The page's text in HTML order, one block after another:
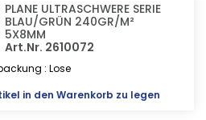
PLANE ULTRASCHWERE SERIE
BLAU/GRÜN 240GR/M²
5X8MM
Art.Nr. 2610072
: Lose
in den Warenkorb zu legen